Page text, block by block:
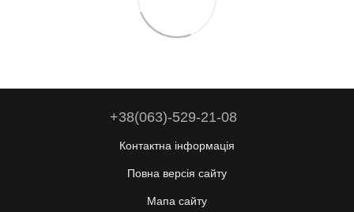
+38(063)-529-21-08
Контактна інформація
Повна версія сайту
Мапа сайту